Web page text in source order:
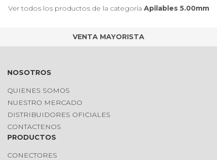
Ver todos los productos de la categoría Apilables 5.00mm
VENTA MAYORISTA
NOSOTROS
QUIENES SOMOS
NUESTRO MERCADO
DISTRIBUIDORES OFICIALES
CONTACTENOS
PRODUCTOS
CONECTORES